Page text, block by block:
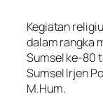
Kegiatan
dalam rangka
Sumsel ke-80
Sumsel Irjen
M.Hum.